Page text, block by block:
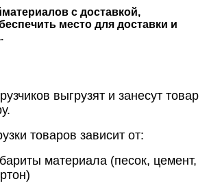
с доставкой,
место для доставки и
выгрузят и занесут товар
товаров зависит от:
материала (песок, цемент,